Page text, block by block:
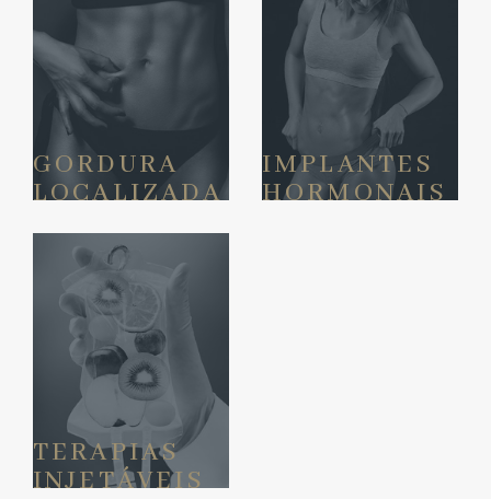
GORDURA
LOCALIZADA
IMPLANTES
HORMONAIS
TERAPIAS
INJETÁVEIS